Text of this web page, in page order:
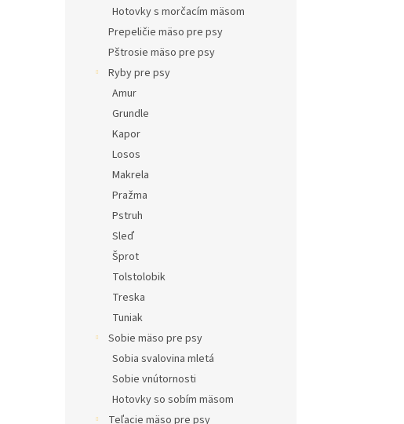
Hotovky s morčacím mäsom
Prepeličie mäso pre psy
Pštrosie mäso pre psy
Ryby pre psy
Amur
Grundle
Kapor
Losos
Makrela
Pražma
Pstruh
Sleď
Šprot
Tolstolobik
Treska
Tuniak
Sobie mäso pre psy
Sobia svalovina mletá
Sobie vnútornosti
Hotovky so sobím mäsom
Teľacie mäso pre psy